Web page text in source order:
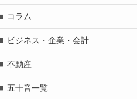
コラム
ビジネス・企業・会計
不動産
五十音一覧